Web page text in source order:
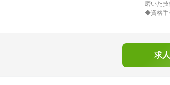
磨いた
◆資格手
求